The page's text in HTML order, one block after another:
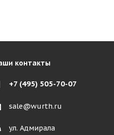
контакты
+7 (495) 505-70-07
sale@wurth.ru
ул. Адмирала